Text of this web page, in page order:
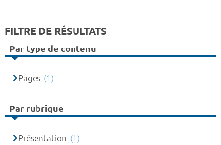
FILTRE DE RÉSULTATS
Par type de contenu
Pages (1)
Par rubrique
Présentation (1)